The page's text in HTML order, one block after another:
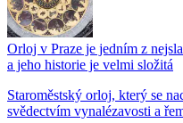
Orloj v Praze je jedním z
a jeho historie je velmi složitá
Staroměstský orloj, který se
svědectvím vynalézavosti a